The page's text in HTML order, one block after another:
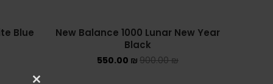
New Balance 1000 Lunar New Year
Black
900.00₪
550.00 ₪
Blue